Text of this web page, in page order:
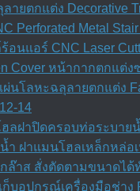
ายตกแต่ง Decorative
Perforated Metal Stair
แอร์ CNC Laser
Cover หน้ากากตกแ
นโลหะฉลุลายตกแต่ง
14
ฝาปิดครอบท่อระบาย
ฝาแมนโฮลเหล็กหล่อ
าส สั่งตัดตามขนาดได้
บอุปกรณ์เครื่องมือช่าง